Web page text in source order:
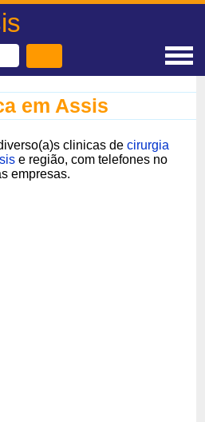
em Assis
clinicas decirurgia
e região, com telefones no
empresas.